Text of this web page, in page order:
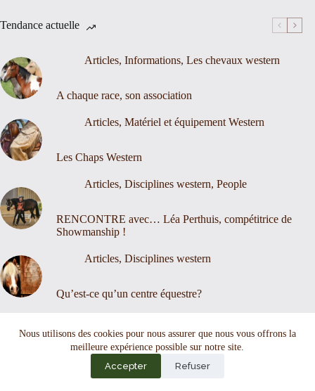
Nous utilisons des cookies pour nous assurer que nous vous offrons la
meilleure expérience possible sur notre site.
Accepter
Refuser
Tendance actuelle
Articles, Informations, Les chevaux western
A chaque race, son association
Articles, Matériel et équipement Western
Les Chaps Western
Articles, Disciplines western, People
RENCONTRE avec… Léa Perthuis, compétitrice de
Showmanship !
Articles, Disciplines western
Qu’est-ce qu’un centre équestre?
Nous contacter Mentions légales